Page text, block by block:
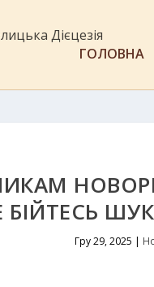
ГОЛОВНА
БІЙТЕСЬ
Гру 29, 2025 |